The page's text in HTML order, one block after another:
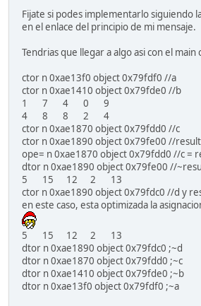
Fijate si podes implementarlo siguiendo
en el enlace del principio de mi mensaje.
Tendrias que llegar a algo asi con el main
ctor n 0xae13f0 object 0x79fdf0 //a
ctor n 0xae1410 object 0x79fde0 //b
1 7 4 0 9
4 8 8 2 4
ctor n 0xae1870 object 0x79fdd0 //c
ctor n 0xae1890 object 0x79fe00 //
ope= n 0xae1870 object 0x79fdd0 //c =
dtor n 0xae1890 object 0x79fe00 //
5 15 12 2 13
ctor n 0xae1890 object 0x79fdc0 //d y
en este caso, esta optimizada la
5 15 12 2 13
dtor n 0xae1890 object 0x79fdc0 ;~d
dtor n 0xae1870 object 0x79fdd0 ;~c
dtor n 0xae1410 object 0x79fde0 ;~b
dtor n 0xae13f0 object 0x79fdf0 ;~a